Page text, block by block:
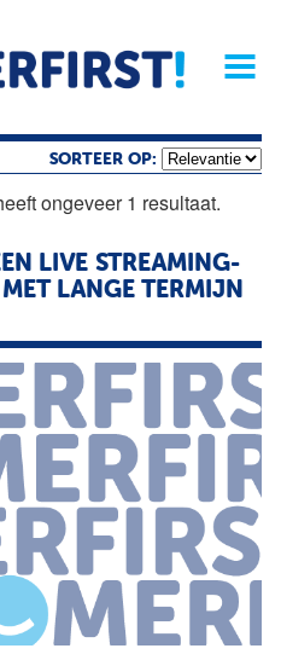
Magazine
SORTEER OP:
ongeveer 1 resultaat.
LIVE STREAMING-
LANGE TERMIJN